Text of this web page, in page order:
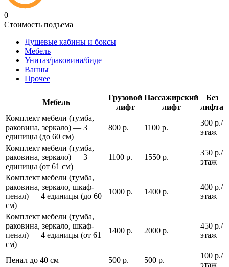
0
Стоимость подъема
Душевые кабины и боксы
Мебель
Унитаз/раковина/биде
Ванны
Прочее
Мебель
Грузовой
лифт
Пассажирский
лифт
Без
лифта
Комплект мебели (тумба,
раковина, зеркало) — 3
единицы (до 60 см)
800 р. 1100 р.
300 р./
этаж
Комплект мебели (тумба,
раковина, зеркало) — 3
единицы (от 61 см)
1100 р. 1550 р.
350 р./
этаж
Комплект мебели (тумба,
раковина, зеркало, шкаф-
пенал) — 4 единицы (до 60
см)
1000 р. 1400 р.
400 р./
этаж
Комплект мебели (тумба,
раковина, зеркало, шкаф-
пенал) — 4 единицы (от 61
см)
1400 р. 2000 р.
450 р./
этаж
Пенал до 40 см 500 р. 500 р.
100 р./
этаж